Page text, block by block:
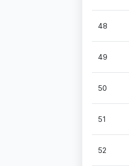
48
49
50
51
52